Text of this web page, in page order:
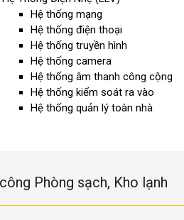
Hệ thống mạng
Hệ thống điện thoại
Hệ thống truyền hình
Hệ thống camera
Hệ thống âm thanh công cộng
Hệ thống kiểm soát ra vào
Hệ thống quản lý toàn nhà
Phòng sạch, Kho lạnh